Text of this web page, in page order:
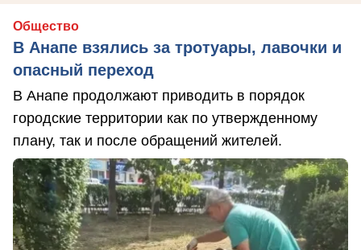
Общество
В Анапе взялись за тротуары, лавочки и
опасный переход
В Анапе продолжают приводить в порядок
городские территории как по утвержденному
плану, так и после обращений жителей.